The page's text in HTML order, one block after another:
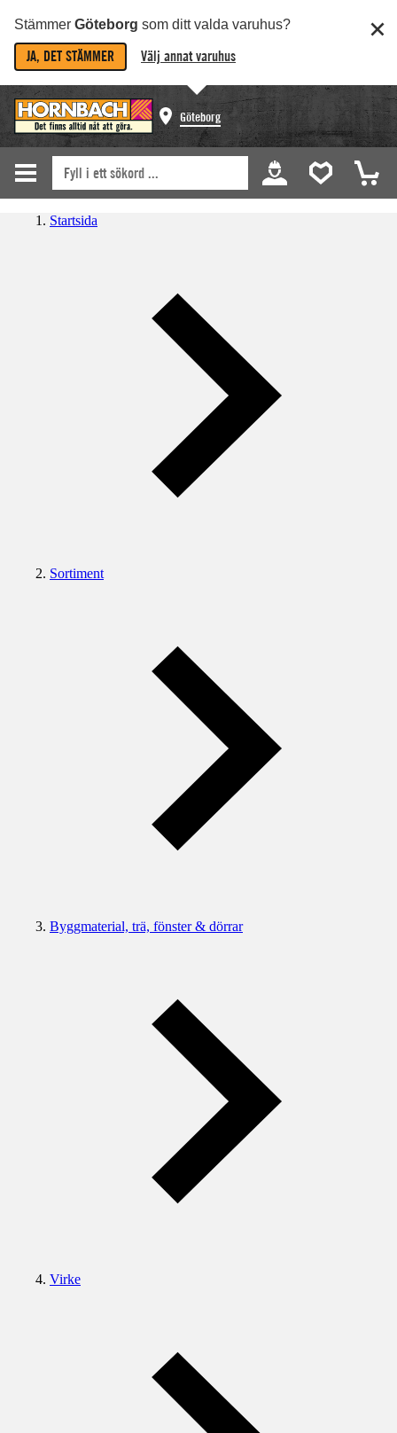
Stämmer Göteborg som ditt valda varuhus?
JA, DET STÄMMER Välj annat varuhus
Göteborg
Startsida
Sortiment
Byggmaterial, trä, fönster & dörrar
Virke